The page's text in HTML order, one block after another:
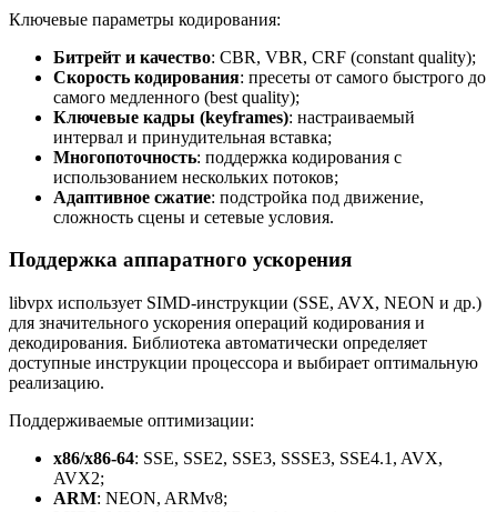
Ключевые параметры кодирования:
Битрейт и качество: CBR, VBR, CRF (constant quality);
Скорость кодирования: пресеты от самого быстрого до
самого медленного (best quality);
Ключевые кадры (keyframes): настраиваемый
интервал и принудительная вставка;
Многопоточность: поддержка кодирования с
использованием нескольких потоков;
Адаптивное сжатие: подстройка под движение,
сложность сцены и сетевые условия.
Поддержка аппаратного ускорения
libvpx использует SIMD-инструкции (SSE, AVX, NEON и др.)
для значительного ускорения операций кодирования и
декодирования. Библиотека автоматически определяет
доступные инструкции процессора и выбирает оптимальную
реализацию.
Поддерживаемые оптимизации:
x86/x86-64: SSE, SSE2, SSE3, SSSE3, SSE4.1, AVX,
AVX2;
ARM: NEON, ARMv8;